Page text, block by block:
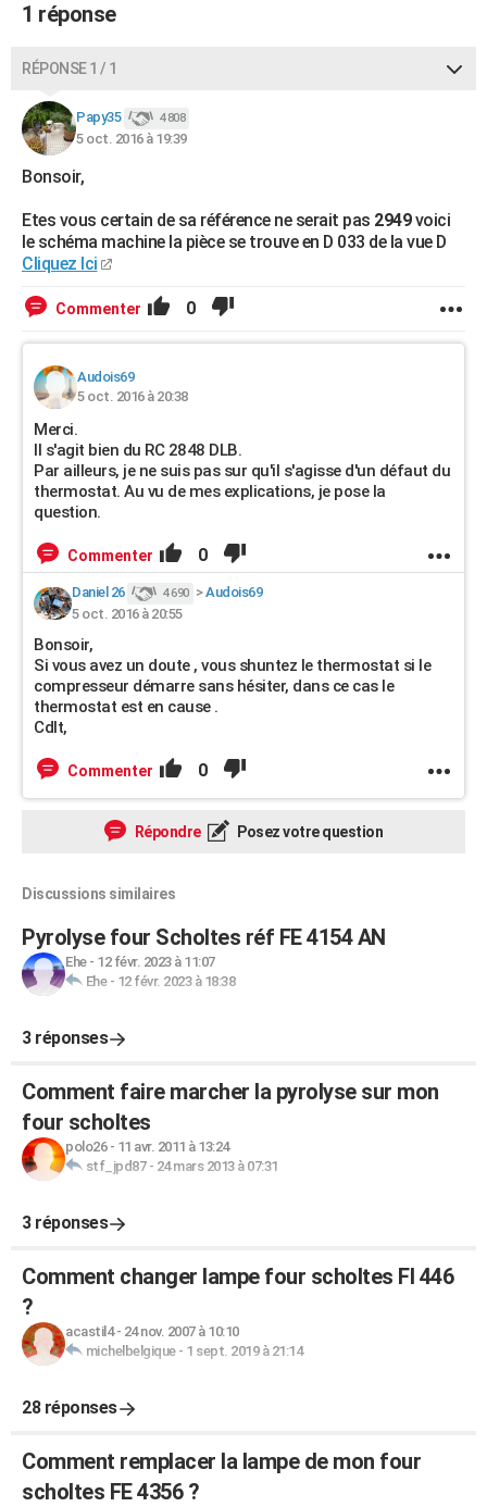
FORUM
Bricolage
Lifestyle
Culture
Sport
Auto
Television
Voyage
Cinema
1 réponse
RÉPONSE 1 / 1
Papy35 4 808
5 oct. 2016 à 19:39
Bonsoir,
Etes vous certain de sa référence ne serait pas 2949voici
le schéma machine la pièce se trouve en D 033 de la vue D
Cliquez Ici
Commenter 0
Audois69
5 oct. 2016 à 20:38
Merci.
Il s'agit bien du RC 2848 DLB.
Par ailleurs, je ne suis pas sur qu'il s'agisse d'un défaut du
thermostat. Au vu de mes explications, je pose la
question.
Commenter 0
Daniel 26 4 690 >Audois69
5 oct. 2016 à 20:55
Bonsoir,
Si vous avez un doute , vous shuntez le thermostat si le
compresseur démarre sans hésiter, dans ce cas le
thermostat est en cause .
Cdlt,
Commenter 0
Répondre Posez votre question
Discussions similaires
Pyrolyse four Scholtes réf FE 4154 AN
Ehe- 12 févr. 2023 à 11:07
Ehe- 12 févr. 2023 à 18:38
3 réponses
Comment faire marcher la pyrolyse sur mon
four scholtes
polo26- 11 avr. 2011 à 13:24
stf_jpd87- 24 mars 2013 à 07:31
3 réponses
Comment changer lampe four scholtes FI 446
?
acastil4- 24 nov. 2007 à 10:10
michelbelgique- 1 sept. 2019 à 21:14
28 réponses
Comment remplacer la lampe de mon four
scholtes FE 4356 ?